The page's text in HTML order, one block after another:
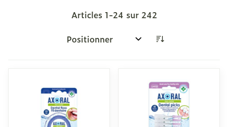
Articles 1-24 sur 242
Trier par: